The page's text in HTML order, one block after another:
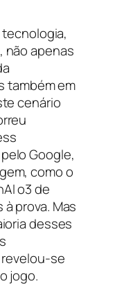
não apenas
também em
cenário
Google,
como o
o3 de
prova. Mas
desses
se
jogo.